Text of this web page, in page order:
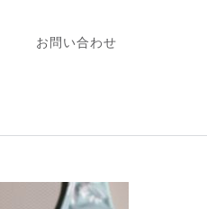
お問い合わせ